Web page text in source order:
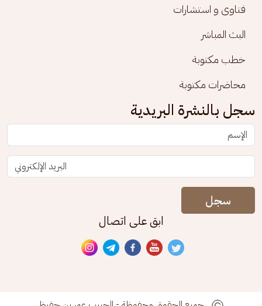
فتاوى و استشارات
البث المباشر
خطب مكتوبة
محاضرات مكتوبة
سجل بالنشرة البريدية
سجل
ابق على اتصال